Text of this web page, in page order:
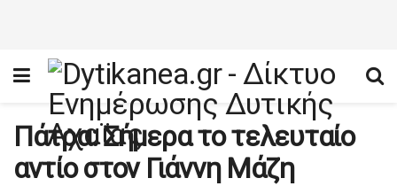
Πάτρα: Σήμερα το τελευταίο
αντίο στον Γιάννη Μάζη